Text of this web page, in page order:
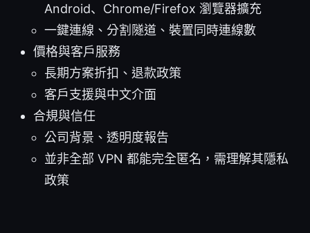
Android、Chrome/Firefox 瀏覽器擴充
一鍵連線、分割隧道、裝置同時連線數
價格與客戶服務
長期方案折扣、退款政策
客戶支援與中文介面
合規與信任
公司背景、透明度報告
並非全部 VPN 都能完全匿名，需理解其隱私
政策